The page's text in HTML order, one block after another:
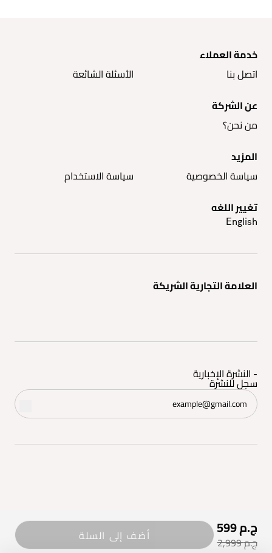
599 ج.م
2,999 ج.م أضف إلى السلة
خدمة العملاء
اتصل بنا
الأسئلة الشائعة
عن الشركة
من نحن؟
المزيد
سياسة الخصوصية
سياسة الاستخدام
تغيير اللغه
English
العلامة التجارية الشريكة
- النشرة الإخبارية
سجل للنشرة
©2026 - إتام | جميع الحقوق محفوظة